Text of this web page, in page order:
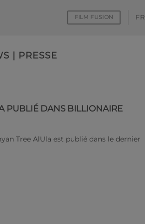
FILM FUSION FR
| PRESSE
PUBLIÉ DANS BILLIONAIRE
Tree AlUla est publié dans le dernier